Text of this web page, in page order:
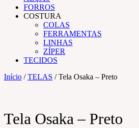
FORROS
COSTURA
COLAS
FERRAMENTAS
LINHAS
ZÍPER
TECIDOS
Início /TELAS / Tela Osaka – Preto
Tela Osaka – Preto